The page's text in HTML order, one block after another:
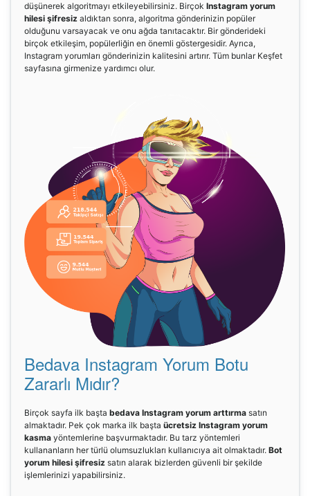
düşünerek algoritmayı etkileyebilirsiniz. Birçok Instagram yorum
hilesi şifresiz aldıktan sonra, algoritma gönderinizin popüler
olduğunu varsayacak ve onu ağda tanıtacaktır. Bir gönderideki
birçok etkileşim, popülerliğin en önemli göstergesidir. Ayrıca,
Instagram yorumları gönderinizin kalitesini artırır. Tüm bunlar Keşfet
sayfasına girmenize yardımcı olur.
Bedava Instagram Yorum Botu
Zararlı Mıdır?
Birçok sayfa ilk başta bedava Instagram yorum arttırma satın
almaktadır. Pek çok marka ilk başta ücretsiz Instagram yorum
kasma yöntemlerine başvurmaktadır. Bu tarz yöntemleri
kullananların her türlü olumsuzlukları kullanıcıya ait olmaktadır. Bot
yorum hilesi şifresiz satın alarak bizlerden güvenli bir şekilde
işlemlerinizi yapabilirsiniz.